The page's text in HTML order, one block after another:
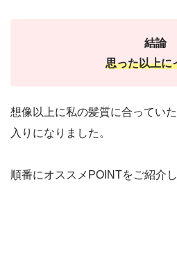
結論
思った以上に
想像以上に私の髪質に合ってい
入りになりました。
順番にオススメPOINTをご紹介し